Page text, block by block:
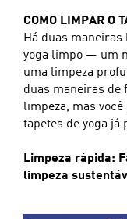
COMO LIMPAR O
Há duas maneiras
yoga limpo — um
uma limpeza
duas maneiras de
limpeza, mas
tapetes de yoga já
Limpeza rápida:
limpeza